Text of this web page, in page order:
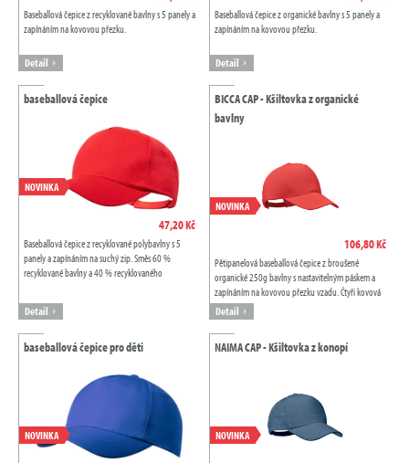
Baseballová čepice z recyklované bavlny s 5 panely a
zapínáním na kovovou přezku.
Detail
Baseballová čepice z organické bavlny s 5 panely a
zapínáním na kovovou přezku.
Detail
baseballová čepice
NOVINKA
47,20 Kč
Baseballová čepice z recyklované polybavlny s 5
panely a zapínáním na suchý zip. Směs 60 %
recyklované bavlny a 40 % recyklovaného
Detail
BICCA CAP - Kšiltovka z organické
bavlny
NOVINKA
106,80 Kč
Pětipanelová baseballová čepice z broušené
organické 250g bavlny s nastavitelným páskem a
zapínáním na kovovou přezku vzadu. Čtyři kovová
odvětrávací očka ve stejné barvě.
Detail
baseballová čepice pro děti
NOVINKA
NAIMA CAP - Kšiltovka z konopí
NOVINKA